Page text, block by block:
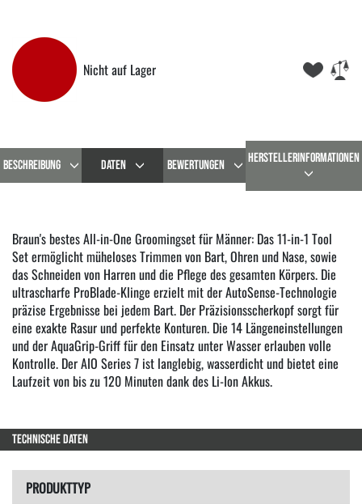
Nicht auf Lager
BESCHREIBUNG DATEN BEWERTUNGEN HERSTELLERINFORMATIONEN
Braun's bestes All-in-One Groomingset für Männer: Das 11-in-1 Tool
Set ermöglicht müheloses Trimmen von Bart, Ohren und Nase, sowie
das Schneiden von Harren und die Pflege des gesamten Körpers. Die
ultrascharfe ProBlade-Klinge erzielt mit der AutoSense-Technologie
präzise Ergebnisse bei jedem Bart. Der Präzisionsscherkopf sorgt für
eine exakte Rasur und perfekte Konturen. Die 14 Längeneinstellungen
und der AquaGrip-Griff für den Einsatz unter Wasser erlauben volle
Kontrolle. Der AIO Series 7 ist langlebig, wasserdicht und bietet eine
Laufzeit von bis zu 120 Minuten dank des Li-Ion Akkus.
TECHNISCHE DATEN
PRODUKTTYP